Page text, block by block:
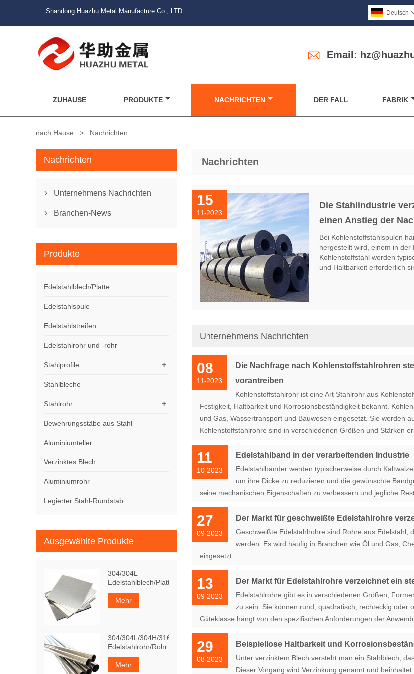
Shandong Huazhu Metal Manufacture Co., LTD Deutsch
 Email:
ZUHAUSE PRODUKTE NACHRICHTEN DER FALL FABRIK
nach Hause > Nachrichten
Nachrichten
15
11-2023
Die Stahlindustrie
einen Anstieg der
Bei Kohlenstoffstahlspulen
hergestellt wird, einem in
Kohlenstoffstahl werden
und Haltbarkeit erforderlich
Unternehmens Nachrichten
08
11-2023
Die Nachfrage nach Kohlenstoffstahlrohren
vorantreiben
Kohlenstoffstahlrohr ist eine Art Stahlrohr aus
Festigkeit, Haltbarkeit und Korrosionsbeständigkeit bekannt.
und Gas, Wassertransport und Bauwesen eingesetzt. Sie werden
Kohlenstoffstahlrohre sind in verschiedenen Größen und Stärken
11
10-2023
Edelstahlband in der verarbeitenden Industrie
Edelstahlbänder werden typischerweise durch
um ihre Dicke zu reduzieren und die gewünschte
seine mechanischen Eigenschaften zu verbessern und jegliche
27
09-2023
Der Markt für geschweißte Edelstahlrohre
Geschweißte Edelstahlrohre sind Rohre aus Edelstahl,
werden. Es wird häufig in Branchen wie Öl und Gas,
eingesetzt.
13
09-2023
Der Markt für Edelstahlrohre verzeichnet ein
Edelstahlrohre gibt es in verschiedenen Größen,
zu sein. Sie können rund, quadratisch, rechteckig oder
Güteklasse hängt von den spezifischen Anforderungen der
29
08-2023
Beispiellose Haltbarkeit und
Unter verzinktem Blech versteht man ein Stahlblech,
Dieser Vorgang wird Verzinkung genannt und
Nachrichten
 Unternehmens Nachrichten
 Branchen-News
Produkte
Edelstahlblech/Platte
Edelstahlspule
Edelstahlstreifen
Edelstahlrohr und -rohr
+
Stahlprofile
Stahlbleche
+
Stahlrohr
Bewehrungsstäbe aus Stahl
Aluminiumteller
Verzinktes Blech
Aluminiumrohr
Legierter Stahl-Rundstab
Ausgewählte Produkte
304/304L
Edelstahlblech/Platte
Mehr
304/304L/304H/316Ti
Edelstahlrohr/Rohr
Mehr